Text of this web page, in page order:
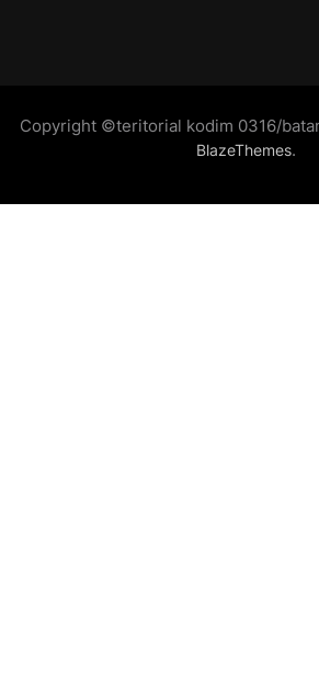
Copyright ©teritorial kodim 0316/
BlazeThemes.